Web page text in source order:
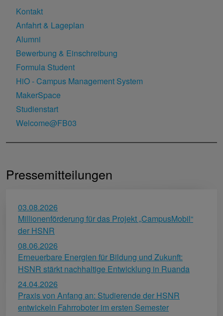
Kontakt
Anfahrt & Lageplan
Alumni
Bewerbung & Einschreibung
Formula Student
HiO - Campus Management System
MakerSpace
Studienstart
Welcome@FB03
Pressemitteilungen
03.08.2026
Millionenförderung für das Projekt „CampusMobil“
der HSNR
08.06.2026
Erneuerbare Energien für Bildung und Zukunft:
HSNR stärkt nachhaltige Entwicklung in Ruanda
24.04.2026
Praxis von Anfang an: Studierende der HSNR
entwickeln Fahrroboter im ersten Semester